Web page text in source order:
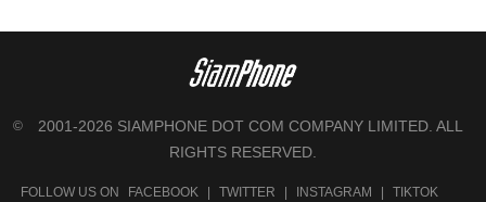
©
2001-2026 SIAMPHONE DOT COM COMPANY LIMITED. ALL
RIGHTS RESERVED.
FOLLOW US ON FACEBOOK TWITTER INSTAGRAM TIKTOK